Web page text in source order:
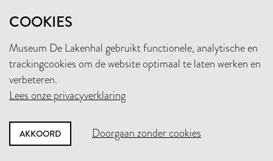
COOKIES
Museum De Lakenhal gebruikt functionele, analytische en
trackingcookies om de website optimaal te laten werken en
verbeteren.
Lees onze privacyverklaring
AKKOORD Doorgaan zonder cookies
+31 (0)71 5165360
INFO@LAKENHAL.NL
STEUN HET MUSEUM
NIEUWSBRIEF